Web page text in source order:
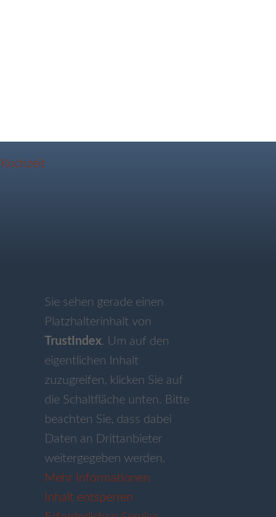
Sie sehen gerade einen
Platzhalterinhalt von
TrustIndex. Um auf den
eigentlichen Inhalt
zuzugreifen, klicken Sie auf
die Schaltfläche unten. Bitte
beachten Sie, dass dabei
Daten an Drittanbieter
weitergegeben werden.
Mehr Informationen
Inhalt entsperren